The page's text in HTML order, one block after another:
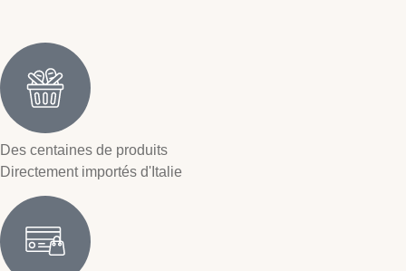
Des centaines de produits
Directement importés d'Italie